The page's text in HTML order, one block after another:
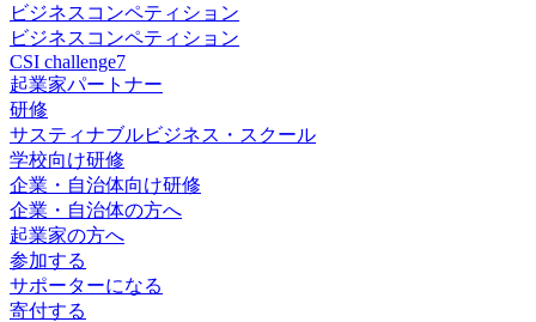
ビジネスコンペティション
ビジネスコンペティション
CSI challenge7
起業家パートナー
研修
サスティナブルビジネス・スクール
学校向け研修
企業・自治体向け研修
企業・自治体の方へ
起業家の方へ
参加する
サポーターになる
寄付する